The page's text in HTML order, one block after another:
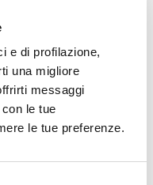
e di profilazione,
una migliore
messaggi
le tue
le tue preferenze.
Scopri di più